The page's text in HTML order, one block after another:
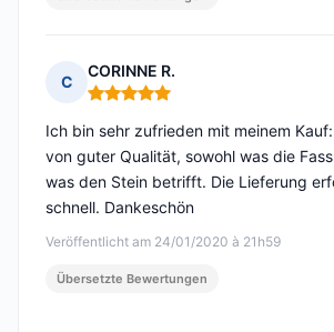
C
CORINNE R.
Hinweis: 5 von 5
Veröffentlicht am 24/01/2020 à 21h59
Ich bin sehr zufrieden mit meinem
von guter Qualität, sowohl was die
was den Stein betrifft. Die Lieferung
schnell. Dankeschön
Übersetzte Bewertungen